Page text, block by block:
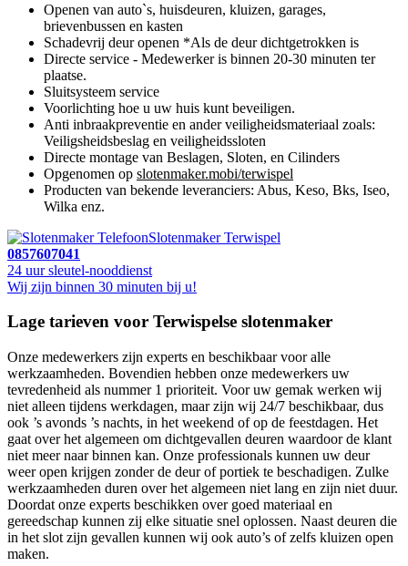
Openen van auto`s, huisdeuren, kluizen, garages,
brievenbussen en kasten
Schadevrij deur openen *Als de deur dichtgetrokken is
Directe service - Medewerker is binnen 20-30 minuten ter
plaatse.
Sluitsysteem service
Voorlichting hoe u uw huis kunt beveiligen.
Anti inbraakpreventie en ander veiligheidsmateriaal zoals:
Veiligsheidsbeslag en veiligheidssloten
Directe montage van Beslagen, Sloten, en Cilinders
Opgenomen op slotenmaker.mobi/terwispel
Producten van bekende leveranciers: Abus, Keso, Bks, Iseo,
Wilka enz.
Slotenmaker Terwispel
0857607041
24 uur sleutel-nooddienst
Wij zijn binnen 30 minuten bij u!
Lage tarieven voor Terwispelse slotenmaker
Onze medewerkers zijn experts en beschikbaar voor alle
werkzaamheden. Bovendien hebben onze medewerkers uw
tevredenheid als nummer 1 prioriteit. Voor uw gemak werken wij
niet alleen tijdens werkdagen, maar zijn wij 24/7 beschikbaar, dus
ook ’s avonds ’s nachts, in het weekend of op de feestdagen. Het
gaat over het algemeen om dichtgevallen deuren waardoor de klant
niet meer naar binnen kan. Onze professionals kunnen uw deur
weer open krijgen zonder de deur of portiek te beschadigen. Zulke
werkzaamheden duren over het algemeen niet lang en zijn niet duur.
Doordat onze experts beschikken over goed materiaal en
gereedschap kunnen zij elke situatie snel oplossen. Naast deuren die
in het slot zijn gevallen kunnen wij ook auto’s of zelfs kluizen open
maken.